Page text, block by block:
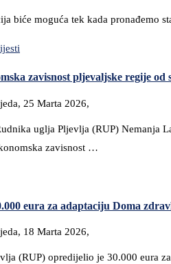
biće moguća tek kada pronađemo
zavisnost pljevaljske regije od
25 Marta 2026,
uglja Pljevlja (RUP) Nemanja
zavisnost …
eura za adaptaciju Doma
18 Marta 2026,
(RUP) opredijelio je 30.000 eura